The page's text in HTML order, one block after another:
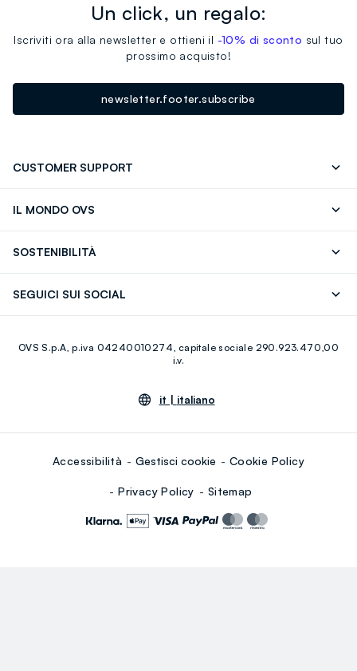
Un click, un regalo:
Iscriviti ora alla newsletter e ottieni il -10% di sconto sul tuo
prossimo acquisto!
newsletter.footer.subscribe
CUSTOMER SUPPORT
IL MONDO OVS
Giftcard
SOSTENIBILITÀ
SEGUICI SUI SOCIAL
Youtube Linkedin
OVS S.p.A, p.iva 04240010274, capitale sociale 290.923.470,00
i.v.
it | italiano
Accessibilità Gestisci cookie Cookie Policy
Privacy Policy Sitemap